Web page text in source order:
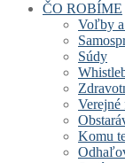
ČO ROBÍME
Voľby a
Súdy
Komu